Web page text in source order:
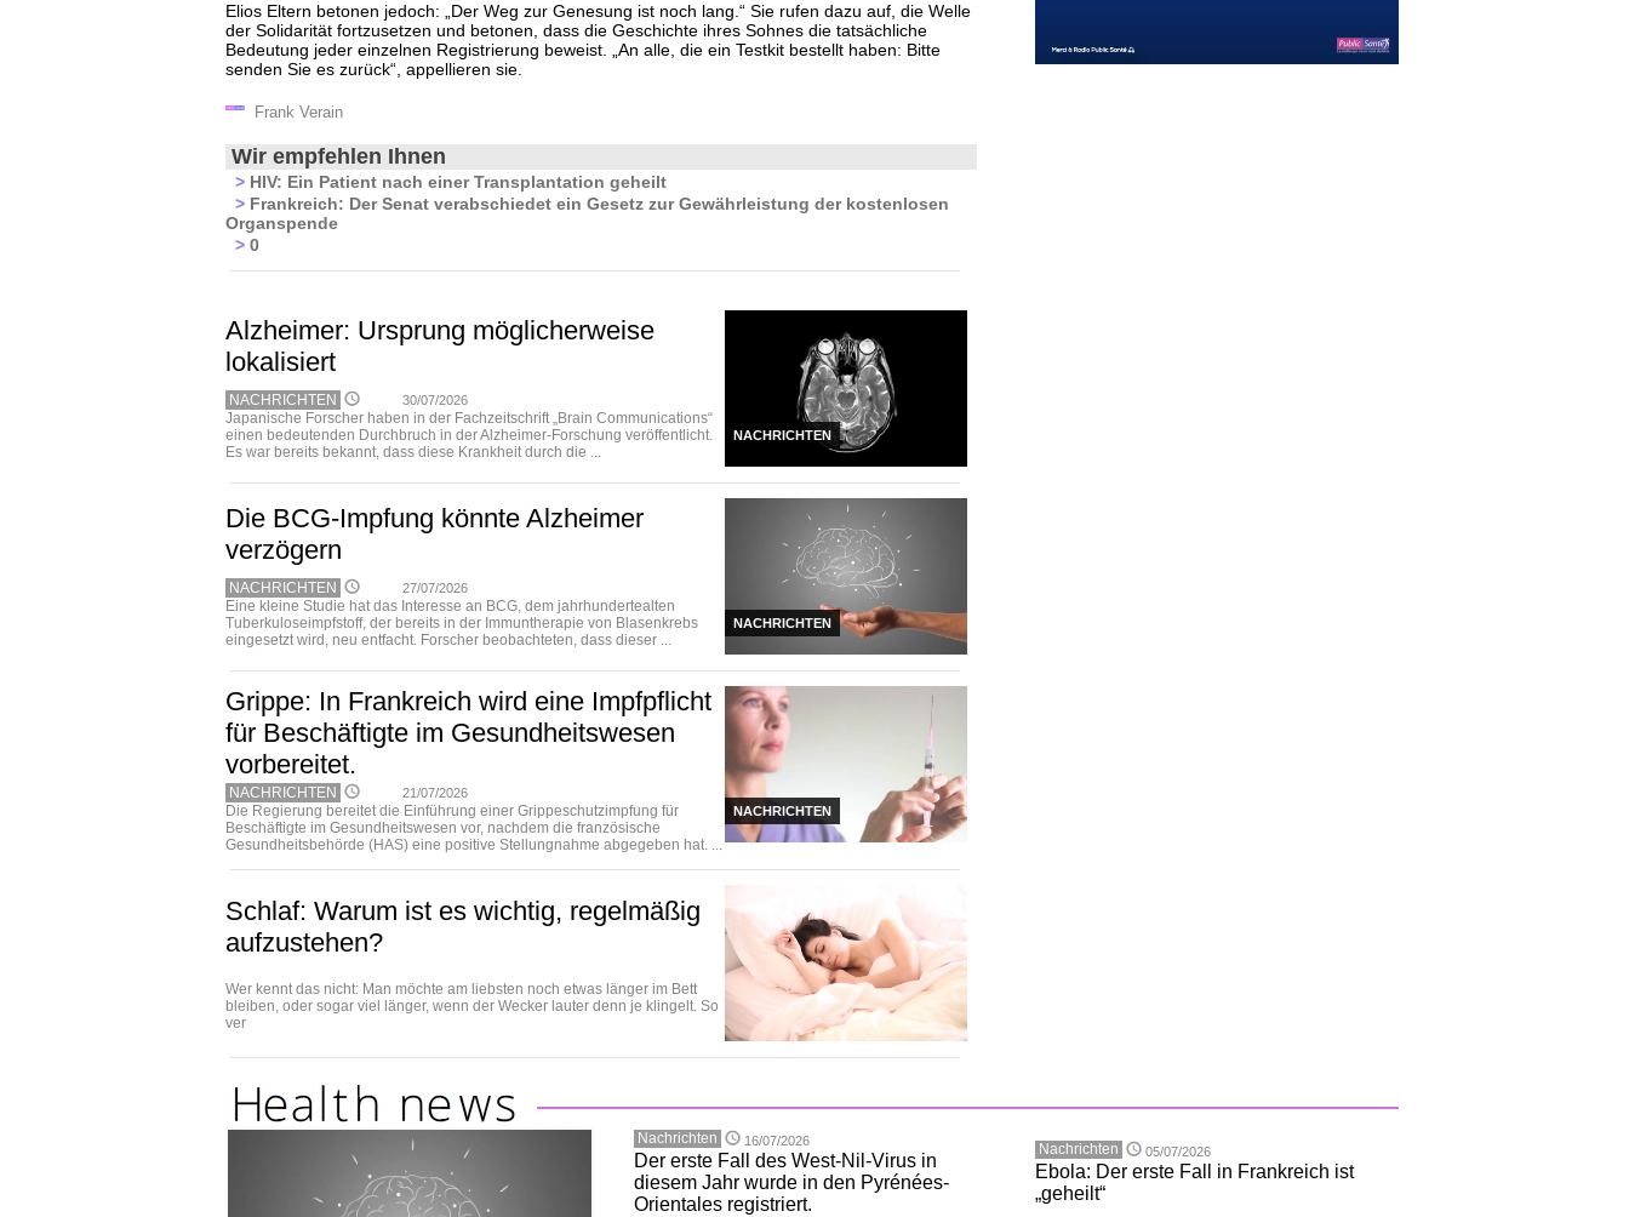
Elios Eltern betonen jedoch: „Der Weg zur Genesung ist noch lang.“ Sie rufen dazu auf, die Welle
der Solidarität fortzusetzen und betonen, dass die Geschichte ihres Sohnes die tatsächliche
Bedeutung jeder einzelnen Registrierung beweist. „An alle, die ein Testkit bestellt haben: Bitte
senden Sie es zurück“, appellieren sie.
Frank Verain
Wir empfehlen Ihnen
> HIV: Ein Patient nach einer Transplantation geheilt
> Frankreich: Der Senat verabschiedet ein Gesetz zur Gewährleistung der kostenlosen
Organspende
> 0
Alzheimer: Ursprung möglicherweise
lokalisiert
NACHRICHTEN
NACHRICHTEN 30/07/2026
Japanische Forscher haben in der Fachzeitschrift „Brain Communications“
einen bedeutenden Durchbruch in der Alzheimer-Forschung veröffentlicht.
Es war bereits bekannt, dass diese Krankheit durch die ...
Die BCG-Impfung könnte Alzheimer
verzögern
NACHRICHTEN
NACHRICHTEN 27/07/2026
Eine kleine Studie hat das Interesse an BCG, dem jahrhundertealten
Tuberkuloseimpfstoff, der bereits in der Immuntherapie von Blasenkrebs
eingesetzt wird, neu entfacht. Forscher beobachteten, dass dieser ...
Grippe: In Frankreich wird eine Impfpflicht
für Beschäftigte im Gesundheitswesen
vorbereitet.
NACHRICHTEN
NACHRICHTEN 21/07/2026
Die Regierung bereitet die Einführung einer Grippeschutzimpfung für
Beschäftigte im Gesundheitswesen vor, nachdem die französische
Gesundheitsbehörde (HAS) eine positive Stellungnahme abgegeben hat. ...
Schlaf: Warum ist es wichtig, regelmäßig
aufzustehen?
Wer kennt das nicht: Man möchte am liebsten noch etwas länger im Bett
bleiben, oder sogar viel länger, wenn der Wecker lauter denn je klingelt. So
ver
Nachrichten 16/07/2026
Der erste Fall des West-Nil-Virus in
diesem Jahr wurde in den Pyrénées-
Orientales registriert.
Nachrichten 05/07/2026
Ebola: Der erste Fall in Frankreich ist
„geheilt“